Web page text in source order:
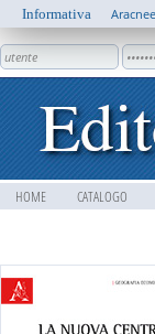
HOME CATALOGO
Informativa